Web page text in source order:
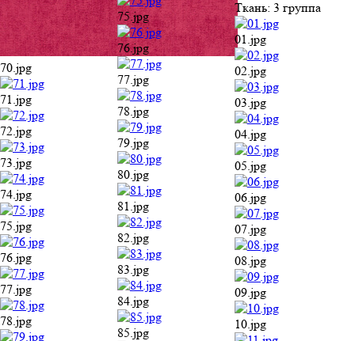
70.jpg
71.jpg
72.jpg
73.jpg
74.jpg
75.jpg
76.jpg
77.jpg
78.jpg
75.jpg
76.jpg
77.jpg
78.jpg
79.jpg
80.jpg
81.jpg
82.jpg
83.jpg
84.jpg
85.jpg
Ткань: 3 группа
01.jpg
02.jpg
03.jpg
04.jpg
05.jpg
06.jpg
07.jpg
08.jpg
09.jpg
10.jpg